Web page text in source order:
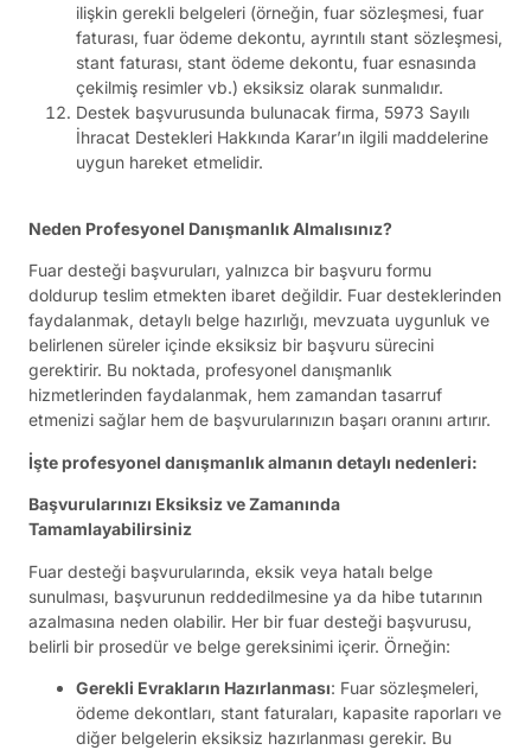
ilişkin gerekli belgeleri (örneğin, fuar sözleşmesi, fuar
faturası, fuar ödeme dekontu, ayrıntılı stant sözleşmesi,
stant faturası, stant ödeme dekontu, fuar esnasında
çekilmiş resimler vb.) eksiksiz olarak sunmalıdır.
Destek başvurusunda bulunacak firma, 5973 Sayılı
İhracat Destekleri Hakkında Karar’ın ilgili maddelerine
uygun hareket etmelidir.
Neden Profesyonel Danışmanlık Almalısınız?
Fuar desteği başvuruları, yalnızca bir başvuru formu
doldurup teslim etmekten ibaret değildir. Fuar desteklerinden
faydalanmak, detaylı belge hazırlığı, mevzuata uygunluk ve
belirlenen süreler içinde eksiksiz bir başvuru sürecini
gerektirir. Bu noktada, profesyonel danışmanlık
hizmetlerinden faydalanmak, hem zamandan tasarruf
etmenizi sağlar hem de başvurularınızın başarı oranını artırır.
İşte profesyonel danışmanlık almanın detaylı nedenleri:
Başvurularınızı Eksiksiz ve Zamanında
Tamamlayabilirsiniz
Fuar desteği başvurularında, eksik veya hatalı belge
sunulması, başvurunun reddedilmesine ya da hibe tutarının
azalmasına neden olabilir. Her bir fuar desteği başvurusu,
belirli bir prosedür ve belge gereksinimi içerir. Örneğin:
Gerekli Evrakların Hazırlanması: Fuar sözleşmeleri,
ödeme dekontları, stant faturaları, kapasite raporları ve
diğer belgelerin eksiksiz hazırlanması gerekir. Bu